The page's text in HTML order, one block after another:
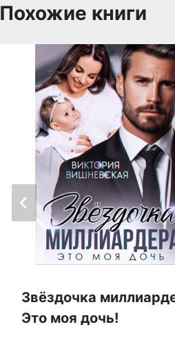
Похожие книги
Звёздочка
Это моя дочь!